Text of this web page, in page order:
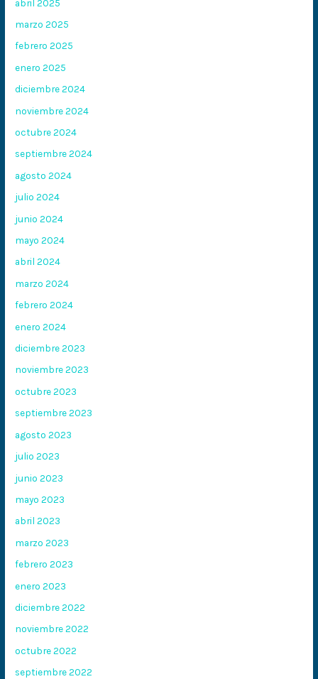
abril 2025
marzo 2025
febrero 2025
enero 2025
diciembre 2024
noviembre 2024
octubre 2024
septiembre 2024
agosto 2024
julio 2024
junio 2024
mayo 2024
abril 2024
marzo 2024
febrero 2024
enero 2024
diciembre 2023
noviembre 2023
octubre 2023
septiembre 2023
agosto 2023
julio 2023
junio 2023
mayo 2023
abril 2023
marzo 2023
febrero 2023
enero 2023
diciembre 2022
noviembre 2022
octubre 2022
septiembre 2022